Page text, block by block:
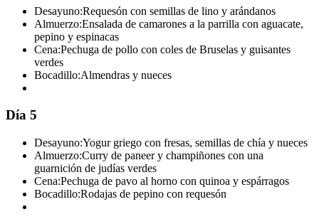
Desayuno:Requesón con semillas de lino y arándanos
Almuerzo:Ensalada de camarones a la parrilla con aguacate,
pepino y espinacas
Cena:Pechuga de pollo con coles de Bruselas y guisantes
verdes
Bocadillo:Almendras y nueces
Día 5
Desayuno:Yogur griego con fresas, semillas de chía y nueces
Almuerzo:Curry de paneer y champiñones con una
guarnición de judías verdes
Cena:Pechuga de pavo al horno con quinoa y espárragos
Bocadillo:Rodajas de pepino con requesón